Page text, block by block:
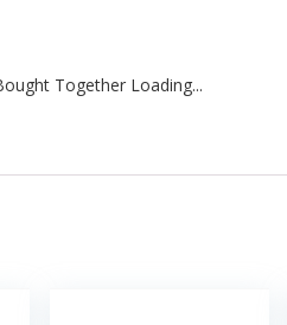
Together Loading...